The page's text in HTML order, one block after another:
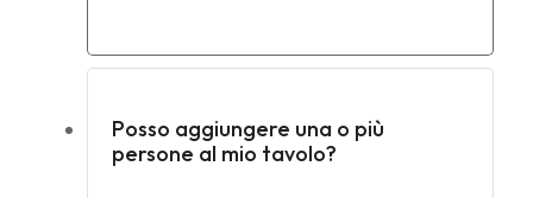
Posso aggiungere una o più
persone al mio tavolo?